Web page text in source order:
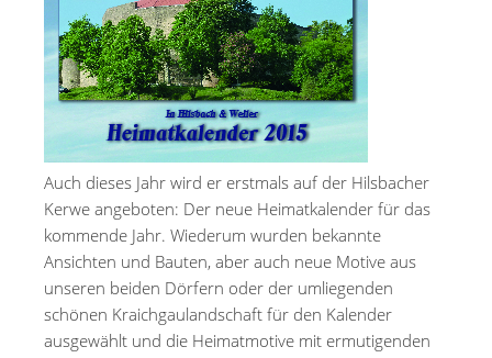
Auch dieses Jahr wird er erstmals auf der Hilsbacher
Kerwe angeboten: Der neue Heimatkalender für das
kommende Jahr. Wiederum wurden bekannte
Ansichten und Bauten, aber auch neue Motive aus
unseren beiden Dörfern oder der umliegenden
schönen Kraichgaulandschaft für den Kalender
ausgewählt und die Heimatmotive mit ermutigenden